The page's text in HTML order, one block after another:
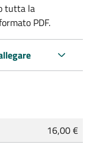
tutta la
PDF.
16,00 €